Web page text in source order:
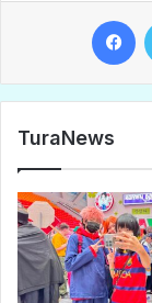
TuraNews